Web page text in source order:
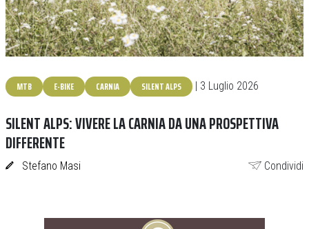
MTB E-BIKE CARNIA SILENT ALPS | 3 Luglio 2026
SILENT ALPS: VIVERE LA CARNIA DA UNA PROSPETTIVA
DIFFERENTE
Stefano Masi Condividi